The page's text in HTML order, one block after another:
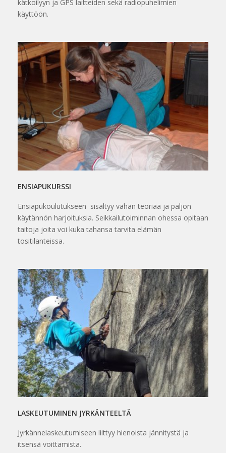
kätköilyyn ja GPS laitteiden sekä radiopuhelimien
käyttöön.
ENSIAPUKURSSI
Ensiapukoulutukseen sisältyy vähän teoriaa ja paljon
käytännön harjoituksia. Seikkailutoiminnan ohessa opitaan
taitoja joita voi kuka tahansa tarvita elämän
tositilanteissa.
LASKEUTUMINEN JYRKÄNTEELTÄ
Jyrkännelaskeutumiseen liittyy hienoista jännitystä ja
itsensä voittamista.